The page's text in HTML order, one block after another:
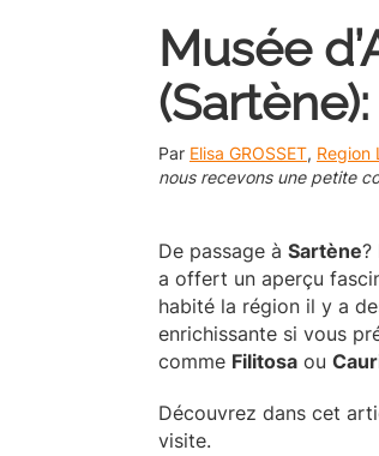
Musée
Par Elisa GROSSET, Region
nous recevons une petite
De passage à Sartène?
a offert un aperçu
habité la région il y a
enrichissante si vous
comme Filitosa ou
Découvrez dans cet
visite.